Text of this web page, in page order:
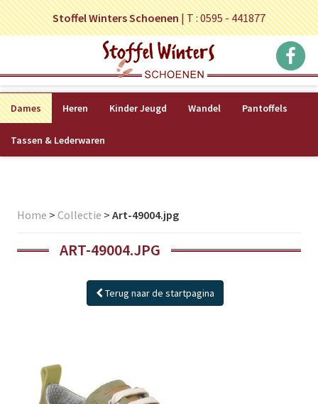
Stoffel Winters Schoenen|T : 0595 - 441877
Dames Heren Kinder Jeugd Wandel Pantoffels
Tassen & Lederwaren
Home > Collectie > Art-49004.jpg
ART-49004.JPG
Terug naar de startpagina